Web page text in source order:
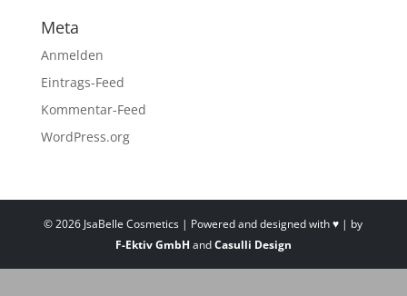
Meta
Anmelden
Eintrags-Feed
Kommentar-Feed
WordPress.org
©2026 JsaBelle Cosmetics | Powered and designed with ♥ | by
F-Ektiv GmbH andCasulli Design